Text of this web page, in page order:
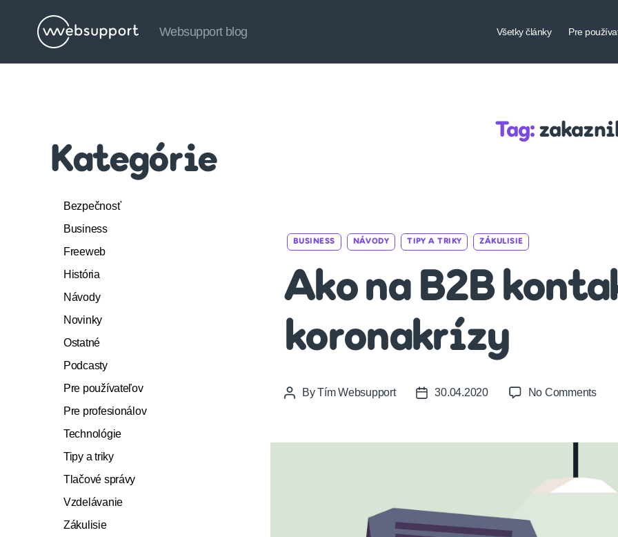
Websupport
Websupport blog Všetky články Pre
Kategórie
Bezpečnosť
Business
Freeweb
História
Návody
Novinky
Ostatné
Podcasty
Pre používateľov
Pre profesionálov
Technológie
Tipy a triky
Tlačové správy
Vzdelávanie
Zákulisie
Tag:
BUSINESS NÁVODY TIPY A TRIKY ZÁKULISIE
Ako na B2B
koronakrízy
PostByTím Websupport
Post30.04.2020 No Commentson
B2B